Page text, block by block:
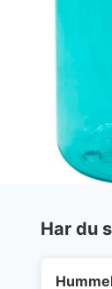
Har du